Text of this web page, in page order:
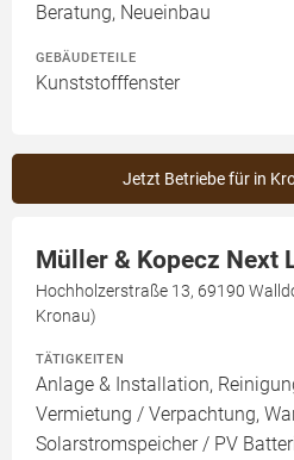
Beratung, Neueinbau
GEBÄUDETEILE
Kunststofffenster
Jetzt Betriebe für in
Müller & Kopecz Next
Hochholzerstraße 13, 69190
Kronau)
TÄTIGKEITEN
Anlage & Installation,
Vermietung / Verpachtung,
Solarstromspeicher / PV